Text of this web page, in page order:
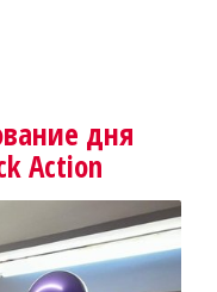
дня
Action